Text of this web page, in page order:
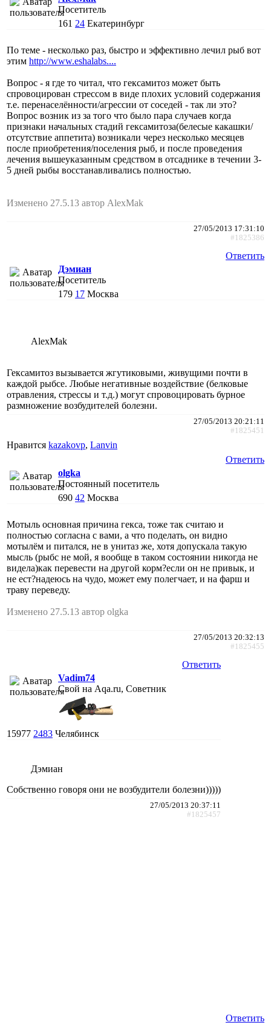
Посетитель
161 24 Екатеринбург
По теме - несколько раз, быстро и эффективно лечил рыб вот
этим http://www.eshalabs....
Вопрос - я где то читал, что гексамитоз может быть
спровоцирован стрессом в виде плохих условий содержания
т.е. перенаселённости/агрессии от соседей - так ли это?
Вопрос возник из за того что было пара случаев когда
признаки начальных стадий гексамитоза(белесые какашки/
отсутствие аппетита) возникали через несколько месяцев
после приобретения/поселения рыб, и после проведения
лечения вышеуказанным средством в отсаднике в течении 3-
5 дней рыбы восстанавливались полностью.
Изменено 27.5.13 автор AlexMak
27/05/2013 17:31:10
#1825386
Ответить
Дэмиан
Посетитель
179 17 Москва
AlexMak
Гексамитоз вызывается жгутиковыми, живущими почти в
каждой рыбсе. Любые негативные воздействие (белковые
отравления, стрессы и т.д.) могут спровоцировать бурное
размножение возбудителей болезни.
27/05/2013 20:21:11
#1825451
Нравится kazakovp, Lanvin
Ответить
olgka
Постоянный посетитель
690 42 Москва
Мотыль основная причина гекса, тоже так считаю и
полностью согласна с вами, а что поделать, он видно
мотылём и питался, не в унитаз же, хотя допускала такую
мысль (рыбс не мой, я вообще в таком состоянии никогда не
видела)как перевести на другой корм?если он не привык, и
не ест?надеюсь на чудо, может ему полегчает, и на фарш и
траву переведу.
Изменено 27.5.13 автор olgka
27/05/2013 20:32:13
#1825455
Ответить
Vadim74
Свой на Aqa.ru, Советник
15977 2483 Челябинск
Дэмиан
Собственно говоря они не возбудители болезни)))))
27/05/2013 20:37:11
#1825457
Ответить